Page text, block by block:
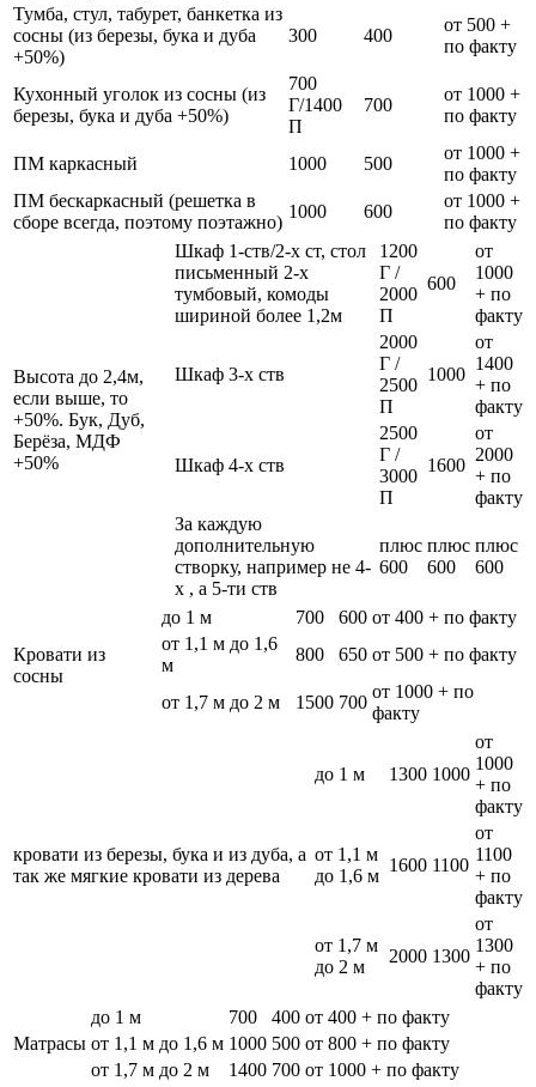
Тумба, стул, табурет, банкетка из
сосны (из березы, бука и дуба
+50%)
300 400
от 500 +
по факту
Кухонный уголок из сосны (из
березы, бука и дуба +50%)
700
Г/1400
П
700
от 1000 +
по факту
ПМ каркасный 1000 500
от 1000 +
по факту
ПМ бескаркасный (решетка в
сборе всегда, поэтому поэтажно)
1000 600
от 1000 +
по факту
Высота до 2,4м,
если выше, то
+50%. Бук, Дуб,
Берёза, МДФ
+50%
Шкаф 1-ств/2-х ст, стол
письменный 2-х
тумбовый, комоды
шириной более 1,2м
1200
Г /
2000
П
600
от
1000
+ по
факту
Шкаф 3-х ств
2000
Г /
2500
П
1000
от
1400
+ по
факту
Шкаф 4-х ств
2500
Г /
3000
П
1600
от
2000
+ по
факту
За каждую
дополнительную
створку, например не 4-
х , а 5-ти ств
плюс
600
плюс
600
плюс
600
Кровати из
сосны
до 1 м 700 600 от 400 + по факту
от 1,1 м до 1,6
м
800 650 от 500 + по факту
от 1,7 м до 2 м 1500 700
от 1000 + по
факту
кровати из березы, бука и из дуба, а
так же мягкие кровати из дерева
до 1 м 1300 1000
от
1000
+ по
факту
от 1,1 м
до 1,6 м
1600 1100
от
1100
+ по
факту
от 1,7 м
до 2 м
2000 1300
от
1300
+ по
факту
Матрасы
до 1 м 700 400 от 400 + по факту
от 1,1 м до 1,6 м 1000 500 от 800 + по факту
от 1,7 м до 2 м
1400 700 от 1000 + по факту